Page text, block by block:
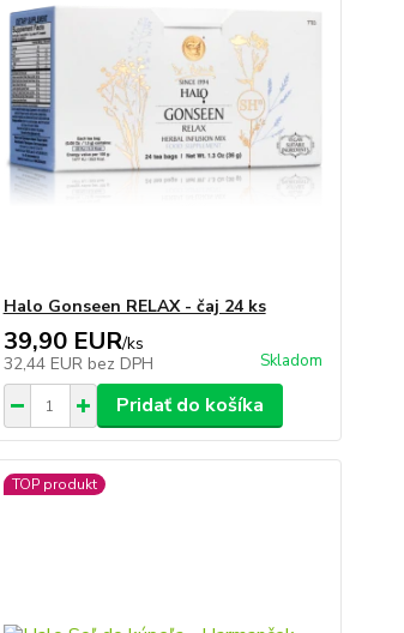
Halo Gonseen RELAX - čaj 24 ks
39,90 EUR/ks
32,44 EUR bez DPH Skladom
Pridať do košíka
TOP produkt